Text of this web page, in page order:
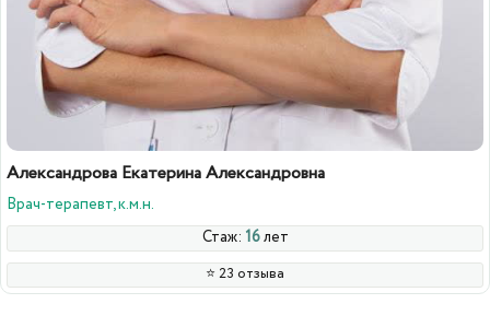
Александрова Екатерина Александровна
Врач-терапевт, к.м.н.
Стаж: 16лет
⭐️ 23 отзыва